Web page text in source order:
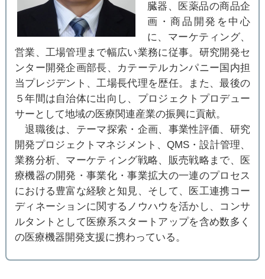
臓器、医薬品の商品企
画・商品開発を中心
に、マーケティング、
営業、工場管理まで幅広い業務に従事。研究開発セ
ンター開発企画部長、カテーテルカンパニー国内担
当プレジデント、工場長代理を歴任。また、最後の
５年間は自治体に出向し、プロジェクトプロデュー
サーとして地域の医療関連産業の振興に貢献。
退職後は、テーマ探索・企画、事業性評価、研究
開発プロジェクトマネジメント、QMS・設計管理、
業務分析、マーケティング戦略、販売戦略まで、医
療機器の開発・事業化・事業拡大の一連のプロセス
における豊富な経験と知見、そして、医工連携コー
ディネーションに関するノウハウを活かし、コンサ
ルタントとして医療系スタートアップを含め数多く
の医療機器開発支援に携わっている。